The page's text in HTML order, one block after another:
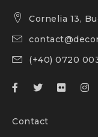
Cornelia 13,
(+40) 0720
Contact